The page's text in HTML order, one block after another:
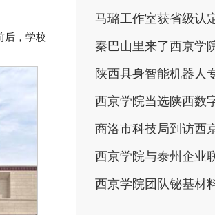
后，学校